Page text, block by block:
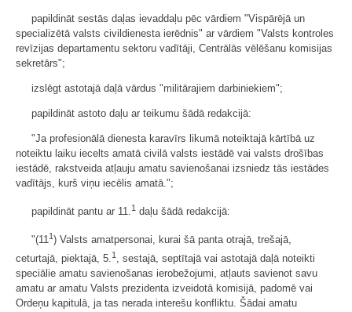
papildināt sestās daļas ievaddaļu pēc vārdiem "Vispārējā un
specializētā valsts civildienesta ierēdnis" ar vārdiem "Valsts kontroles
revīzijas departamentu sektoru vadītāji, Centrālās vēlēšanu komisijas
sekretārs";
izslēgt astotajā daļā vārdus "militārajiem darbiniekiem";
papildināt astoto daļu ar teikumu šādā redakcijā:
"Ja profesionālā dienesta karavīrs likumā noteiktajā kārtībā uz
noteiktu laiku iecelts amatā civilā valsts iestādē vai valsts drošības
iestādē, rakstveida atļauju amatu savienošanai izsniedz tās iestādes
vadītājs, kurš viņu iecēlis amatā.";
papildināt pantu ar 11. 1 daļu šādā redakcijā:
"(111) Valsts amatpersonai, kurai šā panta otrajā, trešajā,
ceturtajā, piektajā, 5. 1
, sestajā, septītajā vai astotajā daļā noteikti
speciālie amatu savienošanas ierobežojumi, atļauts savienot savu
amatu ar amatu Valsts prezidenta izveidotā komisijā, padomē vai
Ordeņu kapitulā, ja tas nerada interešu konfliktu. Šādai amatu